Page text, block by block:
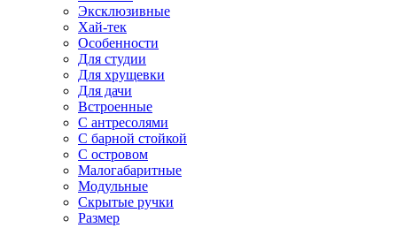
Эксклюзивные
Хай-тек
Особенности
Для студии
Для хрущевки
Для дачи
Встроенные
С антресолями
С барной стойкой
С островом
Малогабаритные
Модульные
Скрытые ручки
Размер